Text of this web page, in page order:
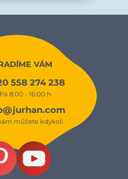
VÁM
558 274 238
8:00 - 16:00 h
můžete kdykoli